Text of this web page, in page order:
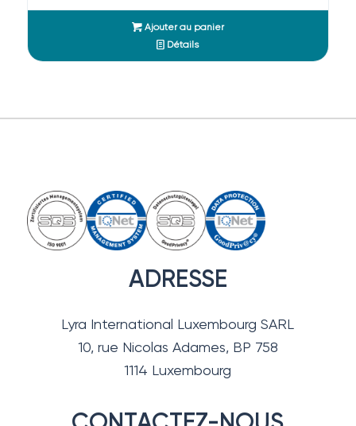
Ajouter au panier
Détails
ADRESSE
Lyra International Luxembourg SARL
10, rue Nicolas Adames, BP 758
1114 Luxembourg